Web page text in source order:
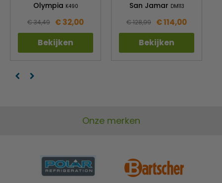
Olympia K490
€ 34,49 € 32,00
Bekijken
San Jamar DM113
€ 128,99 € 114,00
Bekijken
Onze merken